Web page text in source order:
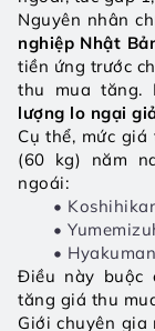
Nguyên nhân
nghiệp Nhật
tiền ứng trước
thu mua tăng.
lượng lo ngại
Cụ thể, mức
(60 kg) năm
ngoái:
Điều này buộc
tăng giá thu
Giới chuyên